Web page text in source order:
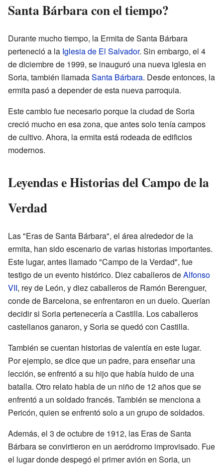
Santa Bárbara con el tiempo?
Durante mucho tiempo, la Ermita de Santa Bárbara
perteneció a la Iglesia de El Salvador. Sin embargo, el 4
de diciembre de 1999, se inauguró una nueva iglesia en
Soria, también llamadaSanta Bárbara. Desde entonces, la
ermita pasó a depender de esta nueva parroquia.
Este cambio fue necesario porque la ciudad de Soria
creció mucho en esa zona, que antes solo tenía campos
de cultivo. Ahora, la ermita está rodeada de edificios
modernos.
Leyendas e Historias del Campo de la
Verdad
Las "Eras de Santa Bárbara", el área alrededor de la
ermita, han sido escenario de varias historias importantes.
Este lugar, antes llamado "Campo de la Verdad", fue
testigo de un evento histórico. Diez caballeros deAlfonso
VII, rey de León, y diez caballeros de Ramón Berenguer,
conde de Barcelona, se enfrentaron en un duelo. Querían
decidir si Soria pertenecería a Castilla. Los caballeros
castellanos ganaron, y Soria se quedó con Castilla.
También se cuentan historias de valentía en este lugar.
Por ejemplo, se dice que un padre, para enseñar una
lección, se enfrentó a su hijo que había huido de una
batalla. Otro relato habla de un niño de 12 años que se
enfrentó a un soldado francés. También se menciona a
Pericón, quien se enfrentó solo a un grupo de soldados.
Además, el 3 de octubre de 1912, las Eras de Santa
Bárbara se convirtieron en un aeródromo improvisado. Fue
el lugar donde despegó el primer avión en Soria, un